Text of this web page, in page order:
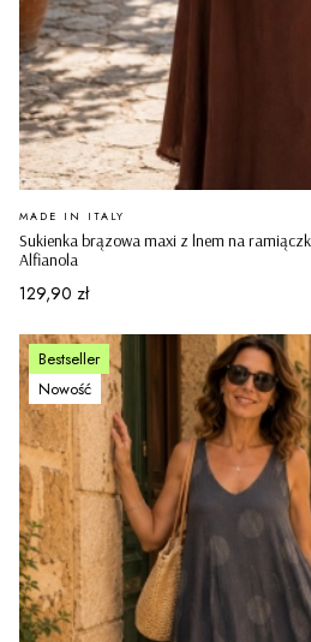
Sukienka brązowa maxi z lnem na
Alfianola
PRODUCENT
MADE IN ITALY
Cena
129,90 zł
Bestseller
Nowość